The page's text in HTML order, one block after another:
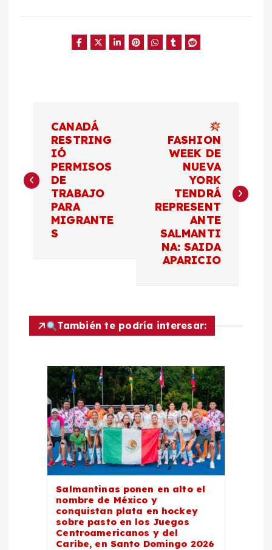
v
CANADÁ
RESTRING
IÓ
PERMISOS
DE
TRABAJO
PARA
MIGRANTE
S
FASHION
WEEK DE
NUEVA
YORK
TENDRÁ
REPRESENT
ANTE
SALMANTI
NA: SAIDA
APARICIO
También te podría interesar:
Salmantinas ponen en alto el
nombre de México y
conquistan plata en hockey
sobre pasto en los Juegos
Centroamericanos y del
Caribe, en Santo Domingo 2026